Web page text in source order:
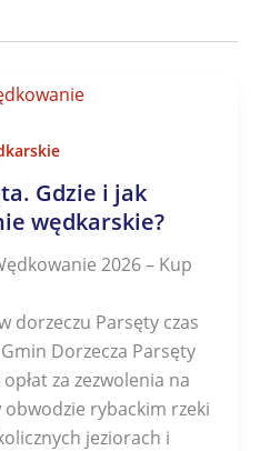
Gdzie i jak
wędkarskie?
2026 – Kup
dorzeczu Parsęty czas
Dorzecza Parsęty
za zezwolenia na
rybackim rzeki
jeziorach i